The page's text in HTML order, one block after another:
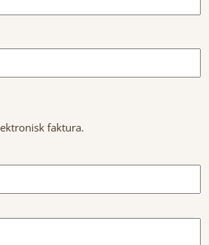
faktura.